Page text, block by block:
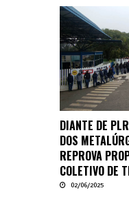
DIANTE DE
DOS
REPROVA
COLETIVO DE
02/06/2025